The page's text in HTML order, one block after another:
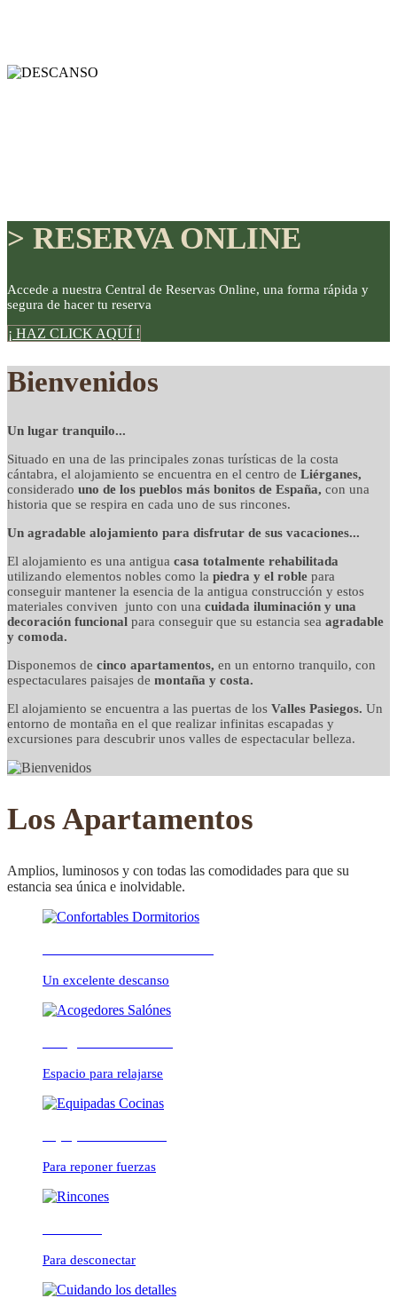
DISFRUTE
detalles cuidados con
mimo
CONFORTABLE
ambientes cálidos y
relajados
Previous Next
> RESERVA ONLINE
Accede a nuestra Central de Reservas Online, una forma rápida y
segura de hacer tu reserva
¡ HAZ CLICK AQUÍ !
Bienvenidos
Un lugar tranquilo...
Situado en una de las principales zonas turísticas de la costa
cántabra, el alojamiento se encuentra en el centro de Liérganes,
considerado uno de los pueblos más bonitos de España, con una
historia que se respira en cada uno de sus rincones.
Un agradable alojamiento para disfrutar de sus vacaciones...
El alojamiento es una antigua casa totalmente rehabilitada
utilizando elementos nobles como la piedra y el roble para
conseguir mantener la esencia de la antigua construcción y estos
materiales conviven junto con una cuidada iluminación y una
decoración funcional para conseguir que su estancia sea agradable
y comoda.
Disponemos de cinco apartamentos, en un entorno tranquilo, con
espectaculares paisajes de montaña y costa.
El alojamiento se encuentra a las puertas de los Valles Pasiegos. Un
entorno de montaña en el que realizar infinitas escapadas y
excursiones para descubrir unos valles de espectacular belleza.
Los Apartamentos
Amplios, luminosos y con todas las comodidades para que su
estancia sea única e inolvidable.
Un excelente descanso
Espacio para relajarse
Para reponer fuerzas
Para desconectar